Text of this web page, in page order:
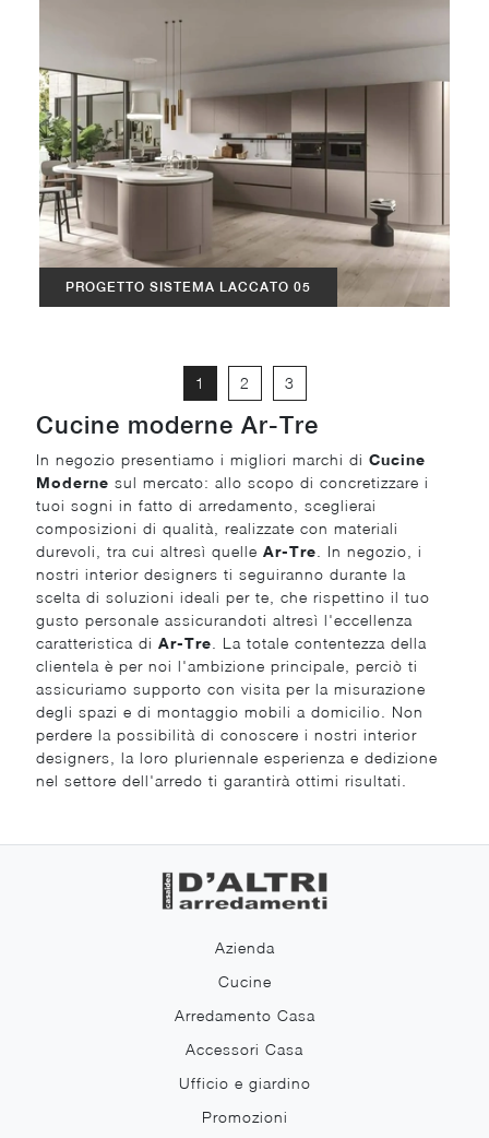
PROGETTO SISTEMA LACCATO 05
1 2 3
Cucine moderne Ar-Tre
In negozio presentiamo i migliori marchi diCucine
Moderne sul mercato: allo scopo di concretizzare i
tuoi sogni in fatto di arredamento, sceglierai
composizioni di qualità, realizzate con materiali
durevoli, tra cui altresì quelleAr-Tre . In negozio, i
nostri interior designers ti seguiranno durante la
scelta di soluzioni ideali per te, che rispettino il tuo
gusto personale assicurandoti altresì l'eccellenza
caratteristica diAr-Tre . La totale contentezza della
clientela è per noi l'ambizione principale, perciò ti
assicuriamo supporto con visita per la misurazione
degli spazi e di montaggio mobili a domicilio. Non
perdere la possibilità di conoscere i nostri interior
designers, la loro pluriennale esperienza e dedizione
nel settore dell'arredo ti garantirà ottimi risultati.
Azienda
Cucine
Arredamento Casa
Accessori Casa
Ufficio e giardino
Promozioni